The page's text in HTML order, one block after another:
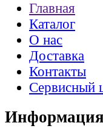
Главная
Каталог
О нас
Доставка
Контакты
Сервисный
Информация